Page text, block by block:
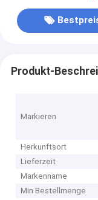
Produkt-
Markieren
Herkunftsort
Lieferzeit
Markenname
Min Bestellmenge